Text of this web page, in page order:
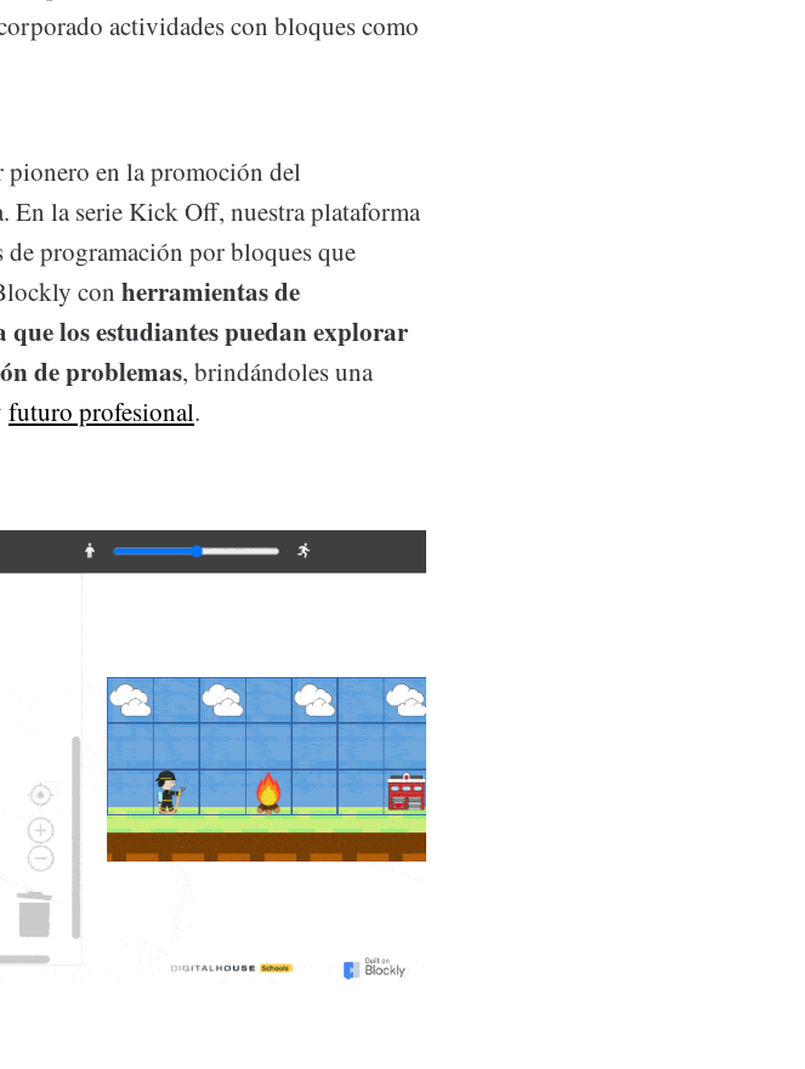
actividades con bloques como
pionero en la promoción del
En la serie Kick Off, nuestra plataforma
programación por bloques que
con herramientas de
los estudiantes puedan explorar
de problemas, brindándoles una
futuro profesional.